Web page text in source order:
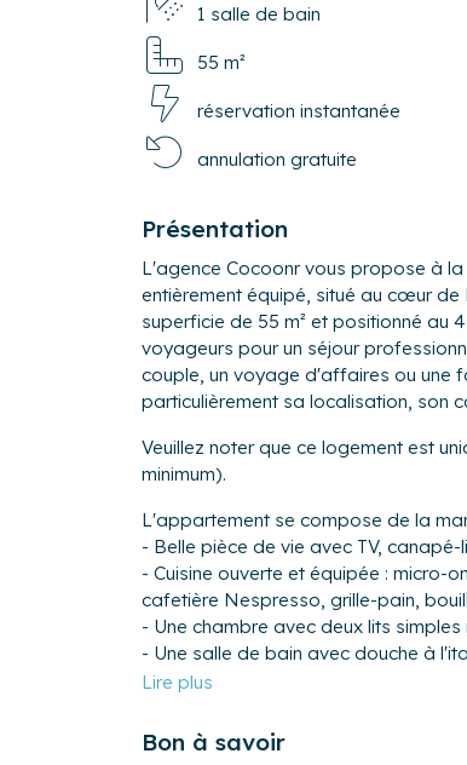
1 salle de bain
55 m²
réservation instantanée
annulation gratuite
Présentation
L'agence Cocoonr vous propose à
entièrement équipé, situé au cœur de
superficie de 55 m² et positionné au
voyageurs pour un séjour
couple, un voyage d'affaires ou une
particulièrement sa localisation, son
Veuillez noter que ce logement est
minimum).
L'appartement se compose de la
- Belle pièce de vie avec TV,
- Cuisine ouverte et équipée : micro-
cafetière Nespresso, grille-pain,
- Une chambre avec deux lits
- Une salle de bain avec douche à
- WC séparé
Si vous choisissez de venir en
Bon à savoir